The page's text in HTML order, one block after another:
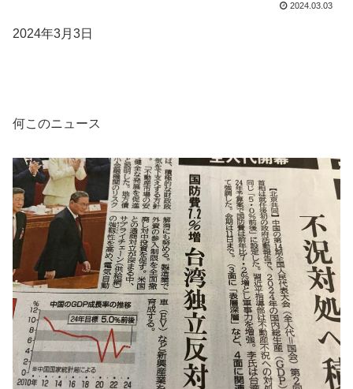
2024.03.03
2024年3月3日
何このニュース